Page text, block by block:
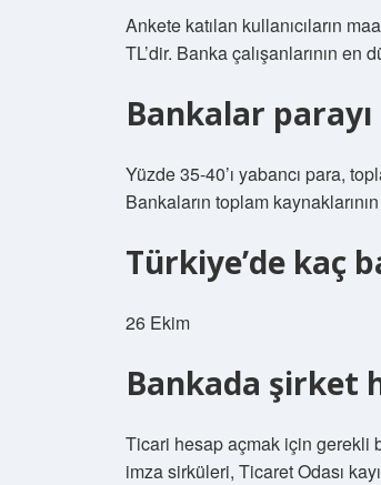
Ankete katılan kullanıcıların
TL’dir. Banka çalışanlarının en
Bankalar
Yüzde 35-40’ı yabancı para,
Bankaların toplam
Türkiye’de kaç
26 Ekim
Bankada şirket
Ticari hesap açmak için gerekli
imza sirküleri, Ticaret Odası